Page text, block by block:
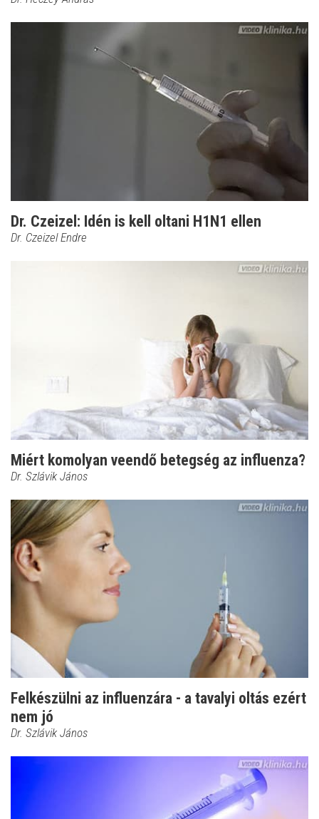
Dr. Czeizel: Idén is kell oltani H1N1 ellen
Dr. Czeizel Endre
Miért komolyan veendő betegség az influenza?
Dr. Szlávik János
Felkészülni az influenzára - a tavalyi oltás ezért
nem jó
Dr. Szlávik János